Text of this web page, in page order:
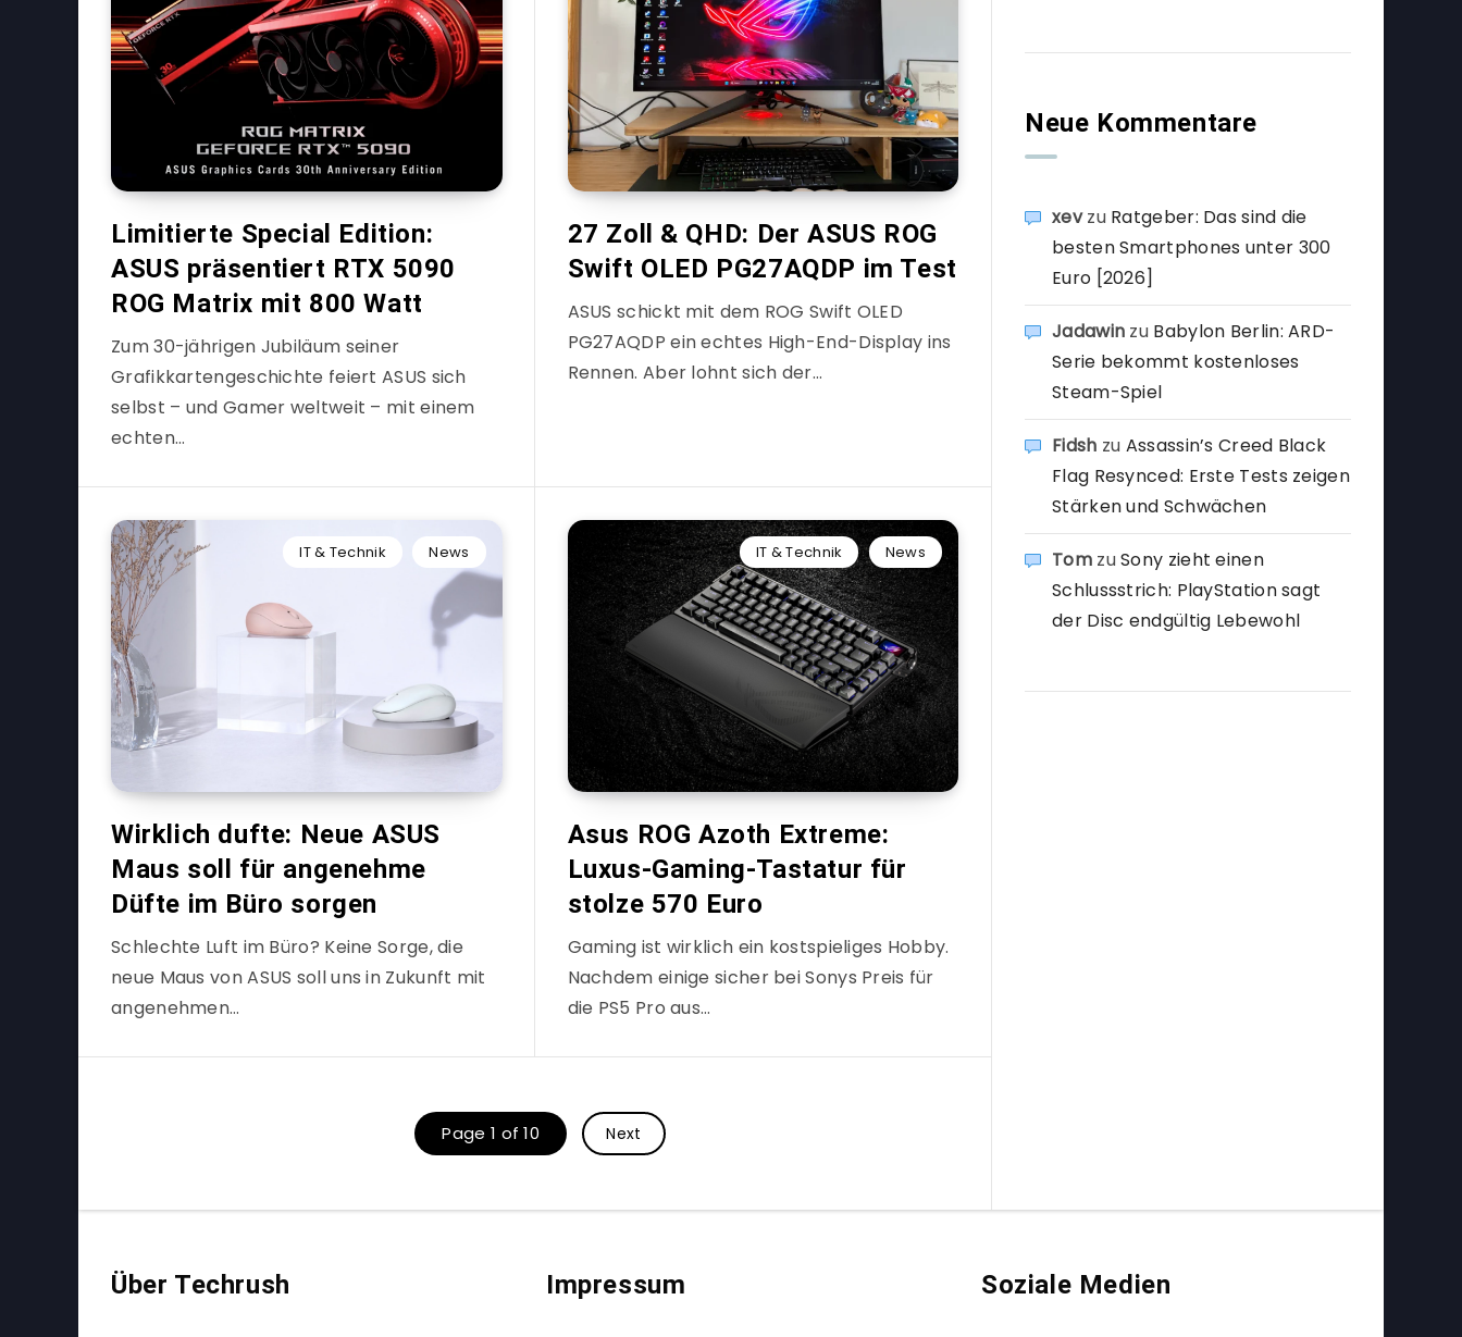
Limitierte Special Edition:
ASUS präsentiert RTX 5090
ROG Matrix mit 800 Watt
Zum 30-jährigen Jubiläum seiner
Grafikkartengeschichte feiert ASUS sich
selbst – und Gamer weltweit – mit einem
echten…
27 Zoll & QHD: Der ASUS ROG
Swift OLED PG27AQDP im Test
ASUS schickt mit dem ROG Swift OLED
PG27AQDP ein echtes High-End-Display ins
Rennen. Aber lohnt sich der…
IT & Technik News
Wirklich dufte: Neue ASUS
Maus soll für angenehme
Düfte im Büro sorgen
Schlechte Luft im Büro? Keine Sorge, die
neue Maus von ASUS soll uns in Zukunft mit
angenehmen…
IT & Technik News
Asus ROG Azoth Extreme:
Luxus-Gaming-Tastatur für
stolze 570 Euro
Gaming ist wirklich ein kostspieliges Hobby.
Nachdem einige sicher bei Sonys Preis für
die PS5 Pro aus…
Page 1 of 10 Next
Neue Kommentare
xevzu Ratgeber: Das sind die
besten Smartphones unter 300
Euro [2026]
Jadawin zu Babylon Berlin: ARD-
Serie bekommt kostenloses
Steam-Spiel
Fidsh zu Assassin’s Creed Black
Flag Resynced: Erste Tests zeigen
Stärken und Schwächen
TomzuSony zieht einen
Schlussstrich: PlayStation sagt
der Disc endgültig Lebewohl
Über Techrush Impressum Soziale Medien